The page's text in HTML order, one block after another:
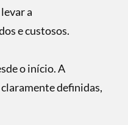
a
e custosos.
o início. A
definidas,